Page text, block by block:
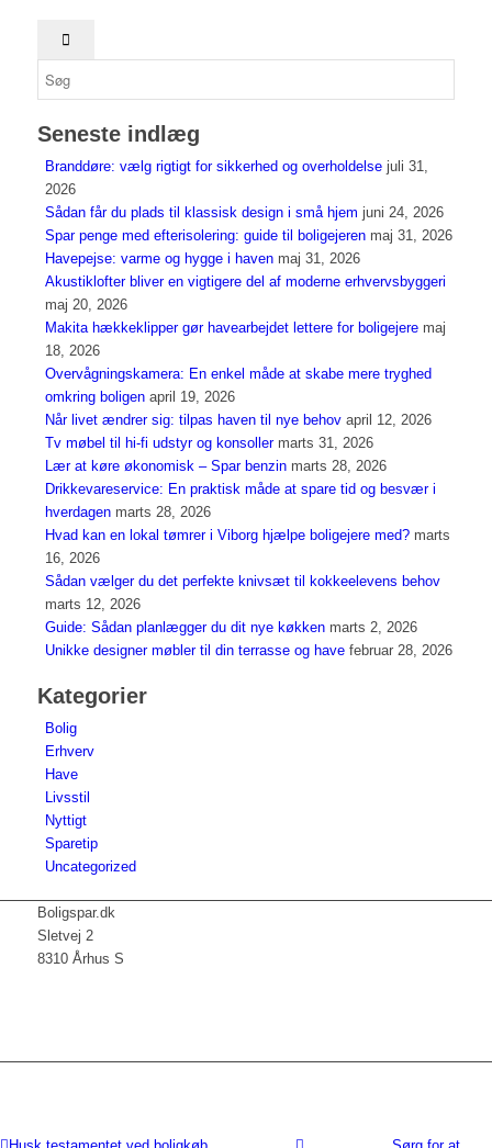
Seneste indlæg
Branddøre: vælg rigtigt for sikkerhed og overholdelse juli 31,
2026
Sådan får du plads til klassisk design i små hjem juni 24, 2026
Spar penge med efterisolering: guide til boligejeren maj 31, 2026
Havepejse: varme og hygge i haven maj 31, 2026
Akustiklofter bliver en vigtigere del af moderne erhvervsbyggeri
maj 20, 2026
Makita hækkeklipper gør havearbejdet lettere for boligejere maj
18, 2026
Overvågningskamera: En enkel måde at skabe mere tryghed
omkring boligen april 19, 2026
Når livet ændrer sig: tilpas haven til nye behov april 12, 2026
Tv møbel til hi-fi udstyr og konsoller marts 31, 2026
Lær at køre økonomisk – Spar benzin marts 28, 2026
Drikkevareservice: En praktisk måde at spare tid og besvær i
hverdagen marts 28, 2026
Hvad kan en lokal tømrer i Viborg hjælpe boligejere med? marts
16, 2026
Sådan vælger du det perfekte knivsæt til kokkeelevens behov
marts 12, 2026
Guide: Sådan planlægger du dit nye køkken marts 2, 2026
Unikke designer møbler til din terrasse og have februar 28, 2026
Kategorier
Bolig
Erhverv
Have
Livsstil
Nyttigt
Sparetip
Uncategorized
Boligspar.dk
Sletvej 2
8310 Århus S